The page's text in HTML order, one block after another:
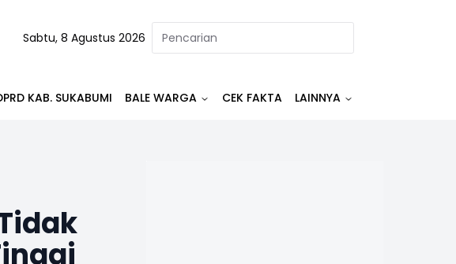
Sabtu, 8 Agustus 2026
KAB. SUKABUMI BALE WARGA CEK FAKTA LAINNYA